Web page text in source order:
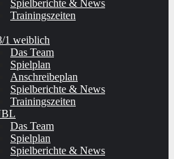
Spielberichte & News
Trainingszeiten
1 weiblich
Das Team
Spielplan
Anschreibeplan
Spielberichte & News
Trainingszeiten
Das Team
Spielplan
Spielberichte & News